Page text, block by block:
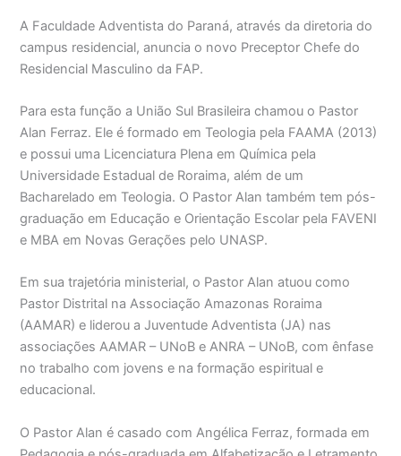
A Faculdade Adventista do Paraná, através da diretoria do
campus residencial, anuncia o novo Preceptor Chefe do
Residencial Masculino da FAP.
Para esta função a União Sul Brasileira chamou o Pastor
Alan Ferraz. Ele é formado em Teologia pela FAAMA (2013)
e possui uma Licenciatura Plena em Química pela
Universidade Estadual de Roraima, além de um
Bacharelado em Teologia. O Pastor Alan também tem pós-
graduação em Educação e Orientação Escolar pela FAVENI
e MBA em Novas Gerações pelo UNASP.
Em sua trajetória ministerial, o Pastor Alan atuou como
Pastor Distrital na Associação Amazonas Roraima
(AAMAR) e liderou a Juventude Adventista (JA) nas
associações AAMAR – UNoB e ANRA – UNoB, com ênfase
no trabalho com jovens e na formação espiritual e
educacional.
O Pastor Alan é casado com Angélica Ferraz, formada em